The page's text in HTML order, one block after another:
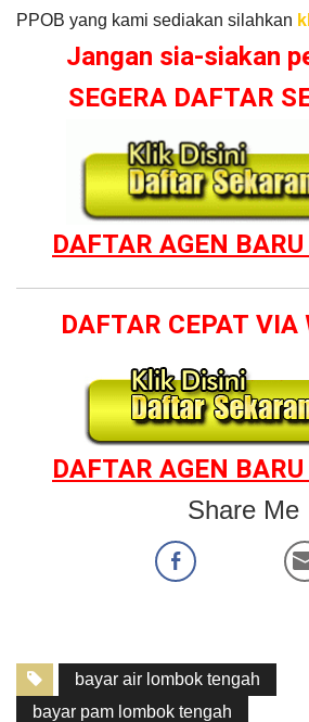
PPOB yang kami sediakan silahkan
Jangan sia-siakan
SEGERA DAFTAR
DAFTAR AGEN
DAFTAR CEPAT
DAFTAR AGEN
Share Me
bayar air lombok tengah
bayar pam lombok tengah